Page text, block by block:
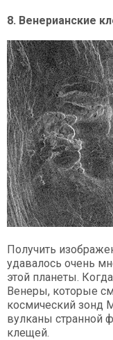
8. Венерианские
Получить
удавалось очень
этой планеты.
Венеры, которые
космический зонд
вулканы странной
клещей.